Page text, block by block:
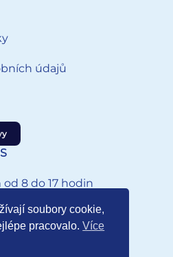
údajů
8 do 17 hodin
soubory cookie,
pracovalo.Více